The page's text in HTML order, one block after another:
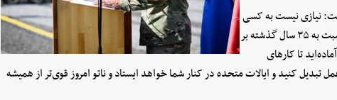
نیازی نیست به کسی
اینجا بگویم که اروپا مسئولیت بیشتری نسبت به ۳۵ سال گذشته بر
تا کار‌های
تبدیل کنید و ایالات متحده در کنار شما خواهد ایستاد و ناتو امروز قوی‌تر از همیشه